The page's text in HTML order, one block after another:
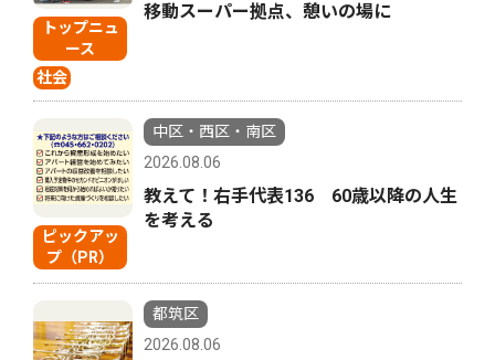
トップニュ
ース
社会
移動スーパー拠点、憩いの場に
ピックアッ
プ（PR）
中区・西区・南区
2026.08.06
教えて！右手代表136 60歳以降の人生
を考える
都筑区
2026.08.06